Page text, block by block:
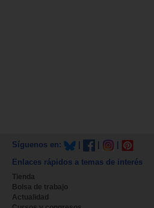
Síguenos en:
Enlaces rápidos a temas de interés
Tienda
Bolsa de trabajo
Actualidad